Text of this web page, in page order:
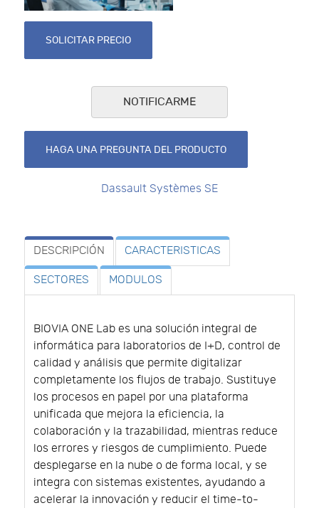
SOLICITAR PRECIO
NOTIFICARME
HAGA UNA PREGUNTA DEL PRODUCTO
Dassault Systèmes SE
DESCRIPCIÓN CARACTERISTICAS
SECTORES MODULOS
BIOVIA ONE Lab es una solución integral de
informática para laboratorios de I+D, control de
calidad y análisis que permite digitalizar
completamente los flujos de trabajo. Sustituye
los procesos en papel por una plataforma
unificada que mejora la eficiencia, la
colaboración y la trazabilidad, mientras reduce
los errores y riesgos de cumplimiento. Puede
desplegarse en la nube o de forma local, y se
integra con sistemas existentes, ayudando a
acelerar la innovación y reducir el time-to-